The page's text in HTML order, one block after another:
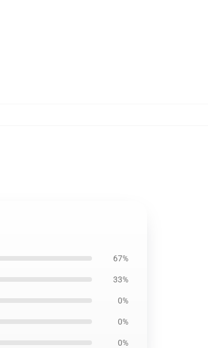
67%
33%
0%
0%
0%